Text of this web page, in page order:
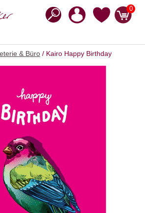
0
& Büro / Kairo Happy Birthday